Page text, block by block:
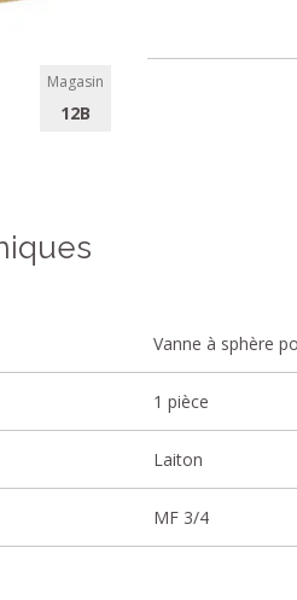
Magasin
12B
Vanne à sphère
1 pièce
Laiton
MF 3/4